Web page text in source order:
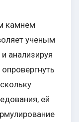
камнем
ученым
анализируя
ей